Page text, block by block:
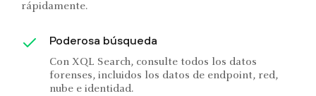
rápidamente.
Poderosa búsqueda
Con XQL Search, consulte todos los datos
forenses, incluidos los datos de endpoint, red,
nube e identidad.